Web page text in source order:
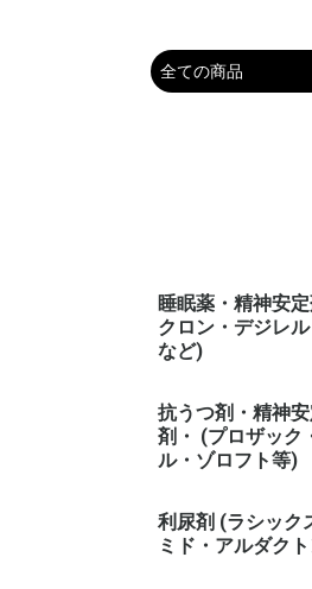
睡眠薬・精神安
クロン・デジレ
など)
抗うつ剤・精神
剤・ (プロザック
ル・ゾロフト等)
利尿剤 (ラシック
ミド・アルダク